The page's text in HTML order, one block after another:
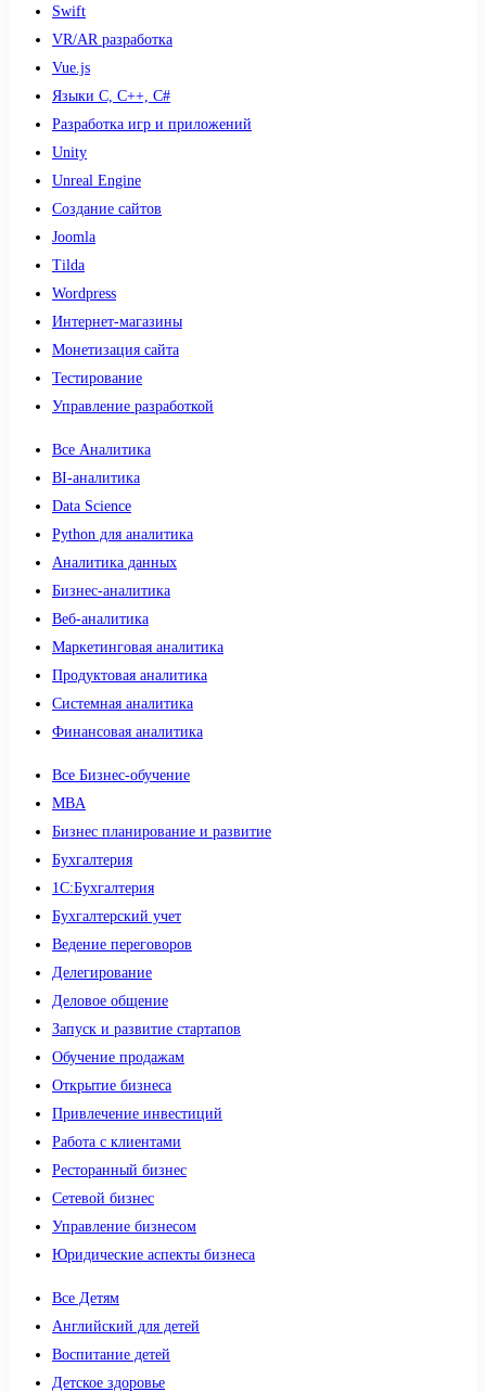
Swift
VR/AR разработка
Vue.js
Языки С, С++, С#
Разработка игр и приложений
Unity
Unreal Engine
Создание сайтов
Joomla
Tilda
Wordpress
Интернет-магазины
Монетизация сайта
Тестирование
Управление разработкой
Все Аналитика
BI-аналитика
Data Science
Python для аналитика
Аналитика данных
Бизнес-аналитика
Веб-аналитика
Маркетинговая аналитика
Продуктовая аналитика
Системная аналитика
Финансовая аналитика
Все Бизнес-обучение
MBA
Бизнес планирование и развитие
Бухгалтерия
1C:Бухгалтерия
Бухгалтерский учет
Ведение переговоров
Делегирование
Деловое общение
Запуск и развитие стартапов
Обучение продажам
Открытие бизнеса
Привлечение инвестиций
Работа с клиентами
Ресторанный бизнес
Сетевой бизнес
Управление бизнесом
Юридические аспекты бизнеса
Все Детям
Английский для детей
Воспитание детей
Детское здоровье